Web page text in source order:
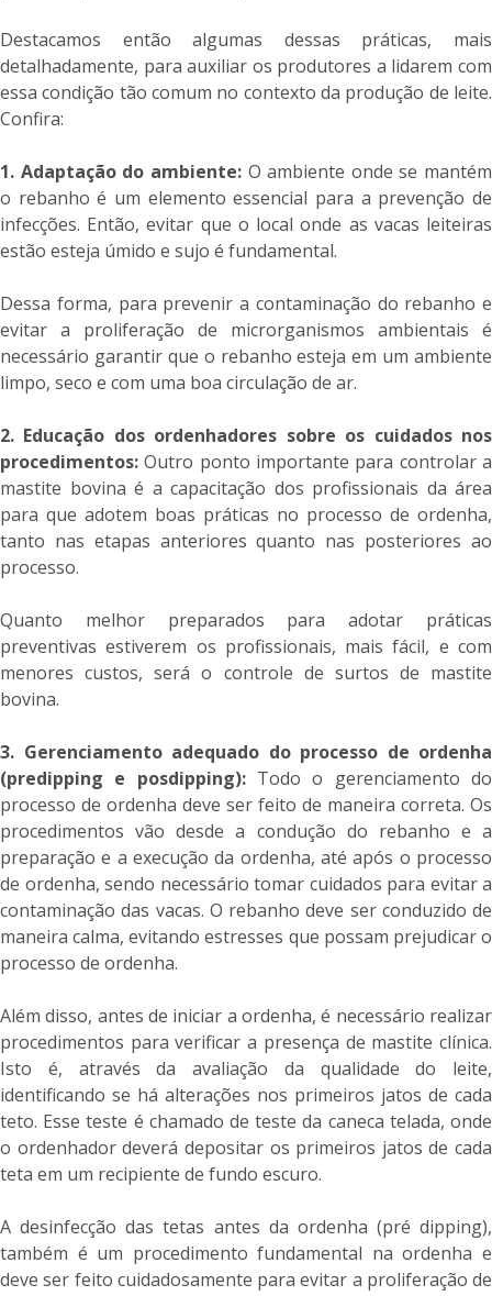
Destacamos então algumas dessas práticas, mais
detalhadamente, para auxiliar os produtores a lidarem com
essa condição tão comum no contexto da produção de leite.
Confira:
1. Adaptação do ambiente: O ambiente onde se mantém
o rebanho é um elemento essencial para a prevenção de
infecções. Então, evitar que o local onde as vacas leiteiras
estão esteja úmido e sujo é fundamental.
Dessa forma, para prevenir a contaminação do rebanho e
evitar a proliferação de microrganismos ambientais é
necessário garantir que o rebanho esteja em um ambiente
limpo, seco e com uma boa circulação de ar.
2. Educação dos ordenhadores sobre os cuidados nos
procedimentos:Outro ponto importante para controlar a
mastite bovina é a capacitação dos profissionais da área
para que adotem boas práticas no processo de ordenha,
tanto nas etapas anteriores quanto nas posteriores ao
processo.
Quanto melhor preparados para adotar práticas
preventivas estiverem os profissionais, mais fácil, e com
menores custos, será o controle de surtos de mastite
bovina.
3. Gerenciamento adequado do processo de ordenha
(predipping e posdipping): Todo o gerenciamento do
processo de ordenha deve ser feito de maneira correta. Os
procedimentos vão desde a condução do rebanho e a
preparação e a execução da ordenha, até após o processo
de ordenha, sendo necessário tomar cuidados para evitar a
contaminação das vacas. O rebanho deve ser conduzido de
maneira calma, evitando estresses que possam prejudicar o
processo de ordenha.
Além disso, antes de iniciar a ordenha, é necessário realizar
procedimentos para verificar a presença de mastite clínica.
Isto é, através da avaliação da qualidade do leite,
identificando se há alterações nos primeiros jatos de cada
teto. Esse teste é chamado de teste da caneca telada, onde
o ordenhador deverá depositar os primeiros jatos de cada
teta em um recipiente de fundo escuro.
A desinfecção das tetas antes da ordenha (pré dipping),
também é um procedimento fundamental na ordenha e
deve ser feito cuidadosamente para evitar a proliferação de